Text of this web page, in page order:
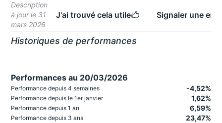
Description
à jour le 31
mars 2026
J'ai trouvé cela utile Signaler une
Historiques de performances
Performances au 20/03/2026
Performance depuis 4 semaines -4,52%
Performance depuis le 1er janvier 1,62%
Performance depuis 1 an 6,59%
Performance depuis 3 ans 23,47%